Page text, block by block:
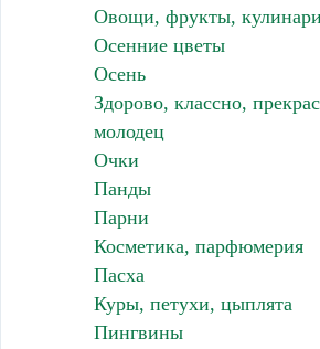
Овощи, фрукты,
Осенние цветы
Осень
Здорово, классно,
молодец
Очки
Панды
Парни
Косметика, парфюмерия
Пасха
Куры, петухи, цыплята
Пингвины